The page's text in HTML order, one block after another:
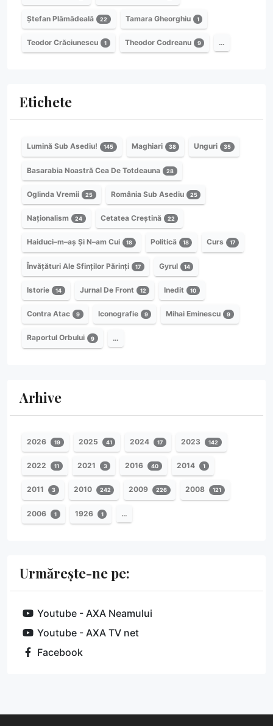
Ștefan Plămădeală 22 Tamara Gheorghiu 1
Teodor Crăciunescu 1 Theodor Codreanu 9 …
Etichete
Lumină Sub Asediu! 145 Maghiari 38 Unguri 35
Basarabia Noastră Cea De Totdeauna 28
Oglinda Vremii 25 România Sub Asediu 25
Naționalism 24 Cetatea Creștină 22
Haiduci–m–aș Și N–am Cui 18 Politică 18 Curs 17
Învățături Ale Sfinților Părinți 17 Gyrul 14
Istorie 14 Jurnal De Front 12 Inedit 10
Contra Atac 9 Iconografie 9 Mihai Eminescu 9
Raportul Orbului 9 …
Arhive
2026 19 2025 41 2024 17 2023 142
2022 11 2021 3 2016 40 2014 1
2011 3 2010 242 2009 226 2008 121
2006 1 1926 1 …
Urmărește-ne pe:
Youtube - AXA Neamului
Youtube - AXA TV net
Facebook